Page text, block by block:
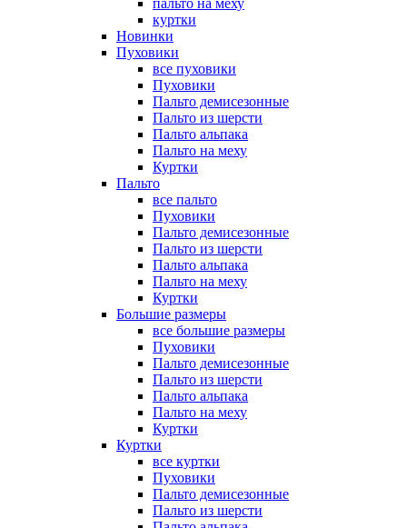
пальто на меху
куртки
Новинки
Пуховики
все пуховики
Пуховики
Пальто демисезонные
Пальто из шерсти
Пальто альпака
Пальто на меху
Куртки
Пальто
все пальто
Пуховики
Пальто демисезонные
Пальто из шерсти
Пальто альпака
Пальто на меху
Куртки
Большие размеры
все большие размеры
Пуховики
Пальто демисезонные
Пальто из шерсти
Пальто альпака
Пальто на меху
Куртки
Куртки
все куртки
Пуховики
Пальто демисезонные
Пальто из шерсти